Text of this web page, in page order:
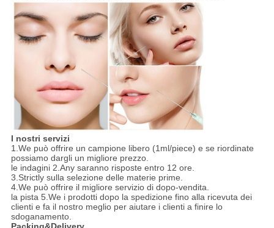
I nostri servizi
1.We può offrire un campione libero (1ml/piece) e se riordinate
possiamo dargli un migliore prezzo.
le indagini 2.Any saranno risposte entro 12 ore.
3.Strictly sulla selezione delle materie prime.
4.We può offrire il migliore servizio di dopo-vendita.
la pista 5.We i prodotti dopo la spedizione fino alla ricevuta dei
clienti e fa il nostro meglio per aiutare i clienti a finire lo
sdoganamento.
Packing&Delivery